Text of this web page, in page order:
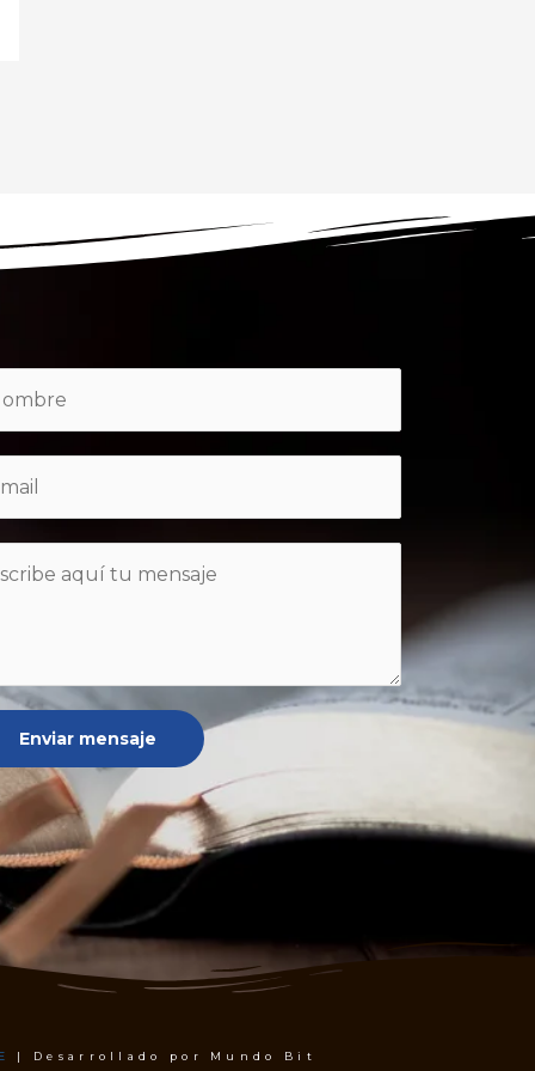
Enviar mensaje
| Desarrollado por Mundo Bit